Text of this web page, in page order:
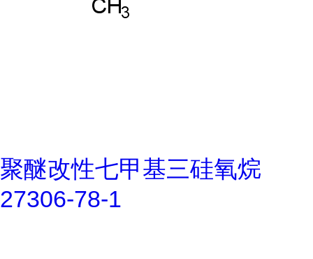
聚醚改性七甲基三硅氧烷
27306-78-1